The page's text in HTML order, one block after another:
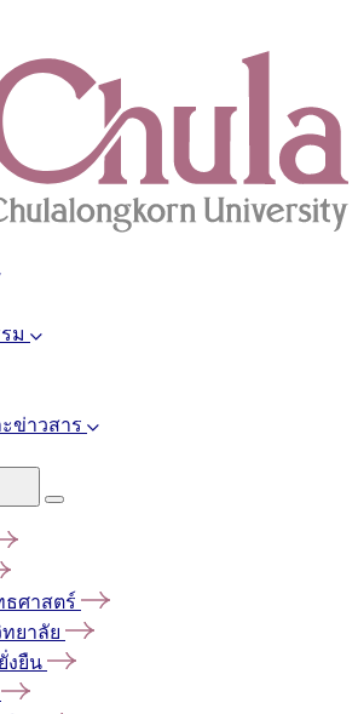
ม
ข่าวสาร
ศาสตร์
ยาลัย
งยืน